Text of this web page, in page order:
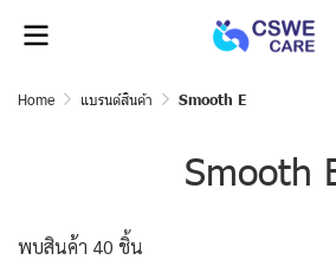
Home แบรนด์สินค้า Smooth E
Smooth
พบสินค้า 40 ชิ้น